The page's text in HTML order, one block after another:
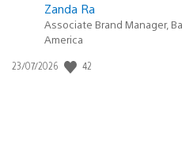
Zanda Ra
Associate Brand Manager,
America
Data
23/07/2026 42